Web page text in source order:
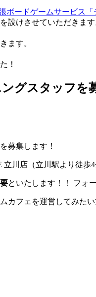
設けさせていただきます
ます。
！
ングスタッフ
川店（立川駅より徒歩4
といたします！！ フォ
カフェを運営してみた